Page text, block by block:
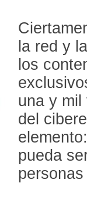
la red y
los
una y mil
del
pueda